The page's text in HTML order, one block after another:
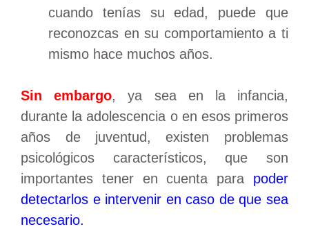
cuando tenías su edad, puede que
reconozcas en su comportamiento a ti
mismo hace muchos años.
Sin embargo, ya sea en la infancia,
durante la adolescencia o en esos primeros
años de juventud, existen problemas
psicológicos característicos, que son
importantes tener en cuenta para poder
detectarlos e intervenir en caso de que sea
necesario.